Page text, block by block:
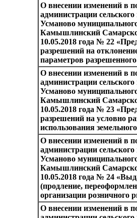
О внесении изменений в
администрации
Усманово
Камышлинский
10.05.2018 года № 22
разрешений на
параметров
О внесении изменений в
администрации
Усманово
Камышлинский
10.05.2018 года № 23
разрешений на условно
использования
О внесении изменений в
администрации
Усманово
Камышлинский
10.05.2018 года № 24
(продление,
организации розничного
О внесении изменений в